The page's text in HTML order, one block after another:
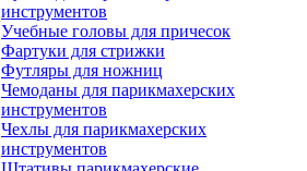
инструментов
Учебные головы для причесок
Фартуки для стрижки
Футляры для ножниц
Чемоданы для парикмахерских
инструментов
Чехлы для парикмахерских
инструментов